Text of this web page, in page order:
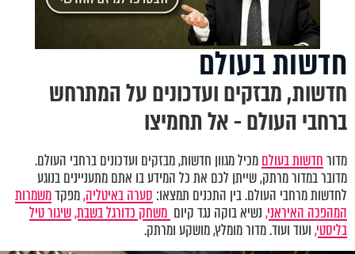
חדשות בעולם
חדשות, מבזקים ועדכונים על המתרחש
ברחבי העולם - אל תחמיצו
מדורחדשות בעולםמכיל מגוון חדשות, מבזקים ועדכונים ברחבי העולם.
מדובר במדור מרתק, שייתן לכם את כל המידע בו אתם מתעניינים בנוגע
לחדשות מרחבי העולם. בין התכנים תמצאו: סערה באיטליה,מפקדמשמרות
המהפכה האיראני,נשיא בוקה נגד קיום משחק כדורגל בשבת,שיגור טיל
בליסטי,ועוד ועוד. מדור מומלץ, מושקע ומרתק.